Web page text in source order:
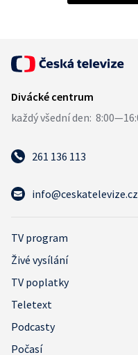
261 136 113
info@ceskatelevize.cz
TV program
Živé vysílání
TV poplatky
Teletext
Podcasty
Počasí